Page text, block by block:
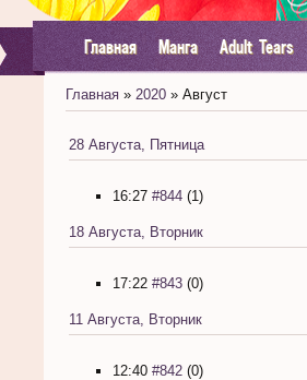
Главная Манга Adult Tears
Главная » 2020 » Август
28 Августа, Пятница
16:27 #844 (1)
18 Августа, Вторник
17:22 #843 (0)
11 Августа, Вторник
12:40 #842 (0)